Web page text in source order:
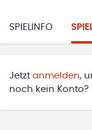
SPIELINFO
Jetzt anmelden,
noch kein Konto?